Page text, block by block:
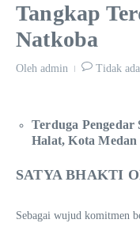
Tangkap
Natkoba
Oleh admin Tidak
Terduga Pengedar
Halat, Kota Medan
SATYA BHAKTI
Sebagai wujud komitmen